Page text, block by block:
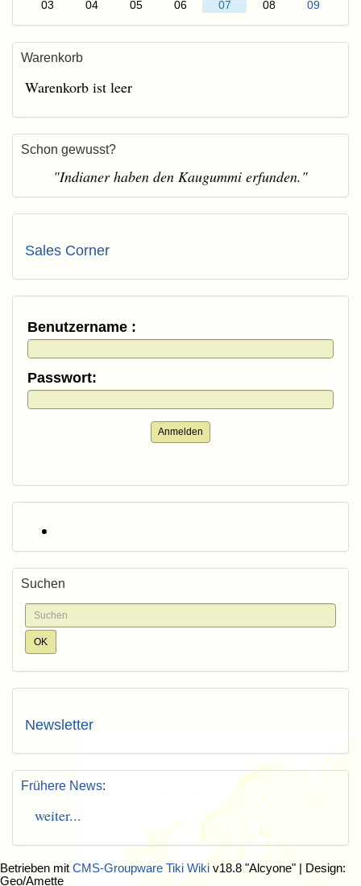
03 04 05 06 07 08 09
Warenkorb
Warenkorb ist leer
Schon gewusst?
"Indianer haben den Kaugummi erfunden."
Sales Corner
Benutzername :
Passwort:
Anmelden
Suchen
Newsletter
Frühere News:
weiter...
Betrieben mit CMS-Groupware Tiki Wiki v18.8 "Alcyone" | Design:
Geo/Amette